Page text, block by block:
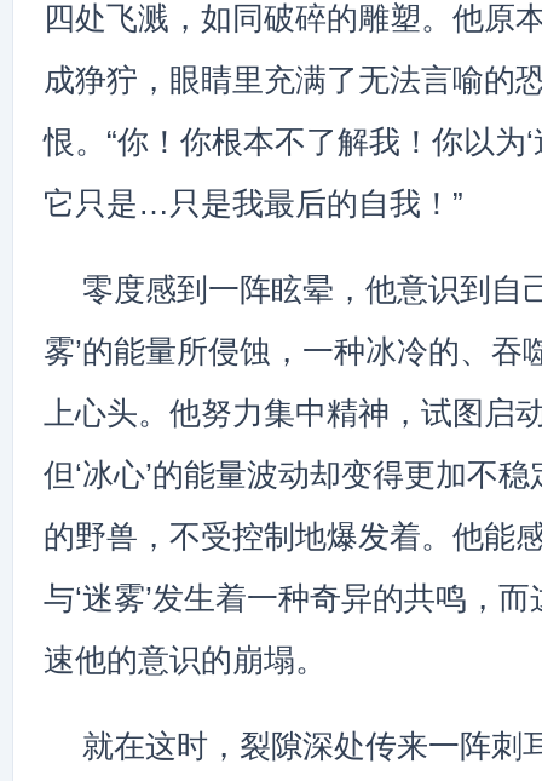
四处飞溅，如同破碎的雕塑。他原
成狰狞，眼睛里充满了无法言喻的
恨。“你！你根本不了解我！你以为
它只是…只是我最后的自我！”
零度感到一阵眩晕，他意识到自
雾’的能量所侵蚀，一种冰冷的、吞
上心头。他努力集中精神，试图启
但‘冰心’的能量波动却变得更加不
的野兽，不受控制地爆发着。他能
与‘迷雾’发生着一种奇异的共鸣，
速他的意识的崩塌。
就在这时，裂隙深处传来一阵刺